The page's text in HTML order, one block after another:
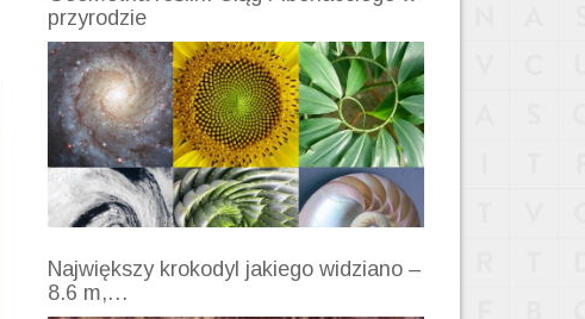
przyrodzie
Największy krokodyl jakiego widziano –
8.6 m,…